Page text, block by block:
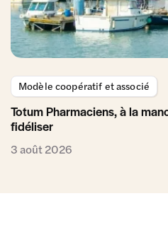
Modèle coopératif et associé
Totum Pharmaciens, à la
fidéliser
3 août 2026